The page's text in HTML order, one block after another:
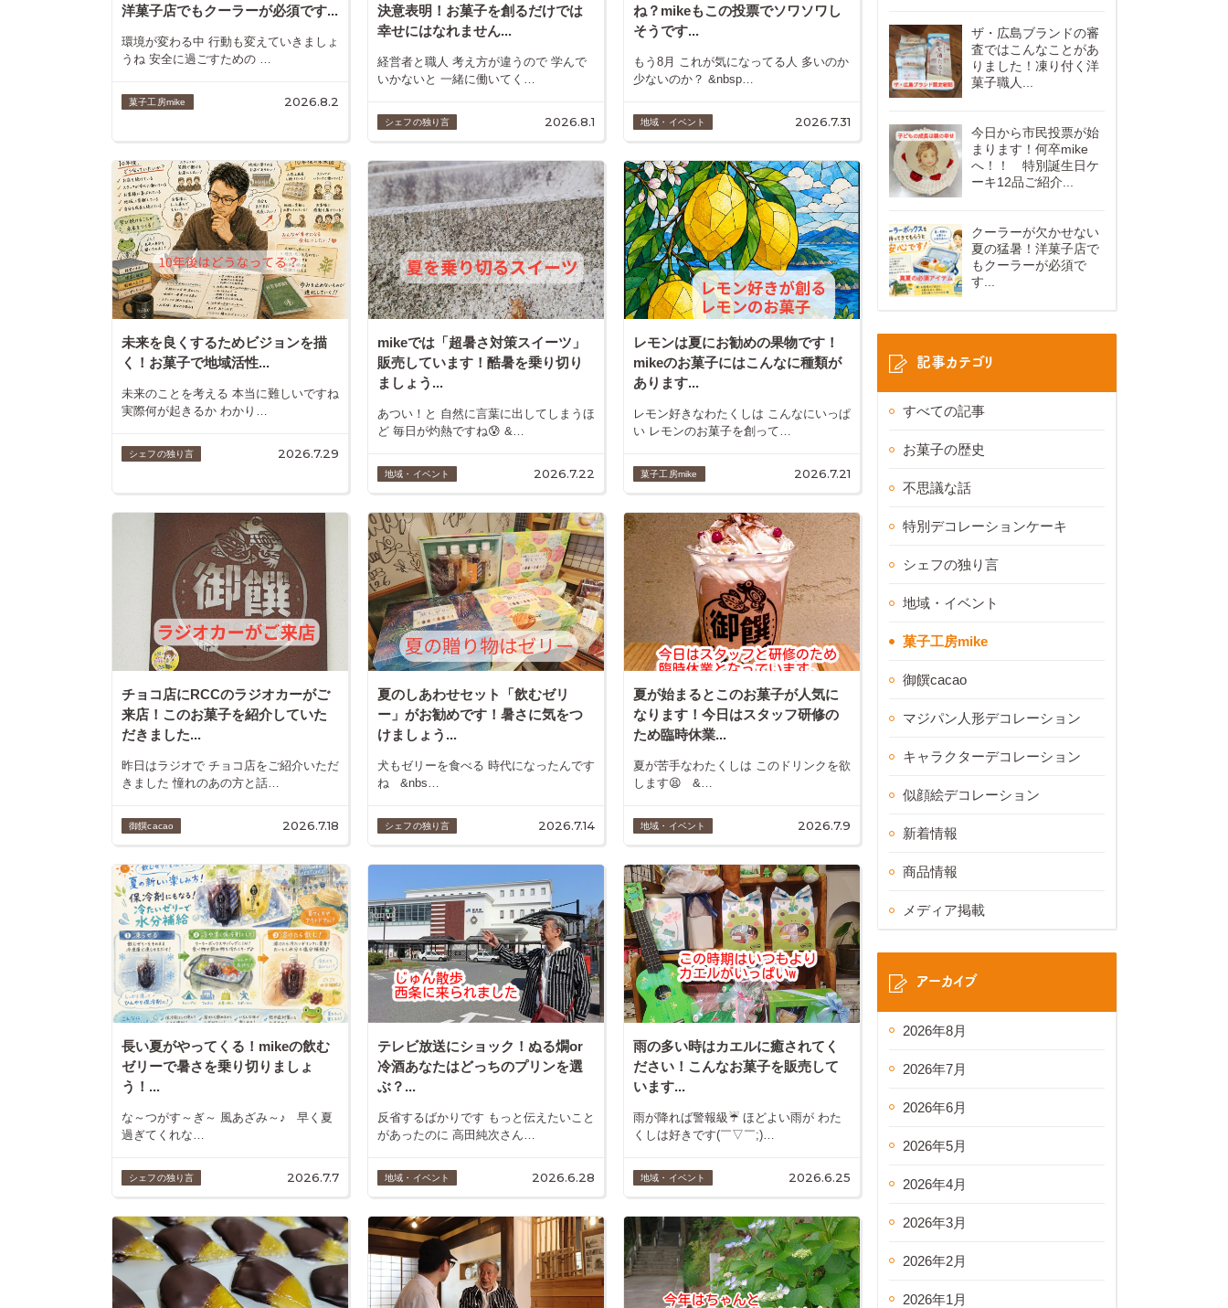
洋菓子店でもクーラーが必須です...
環境が変わる中 行動も変えていきましょ
うね 安全に過ごすための …
菓子工房mike 2026.8.2
決意表明！お菓子を創るだけでは
幸せにはなれません...
経営者と職人 考え方が違うので 学んで
いかないと 一緒に働いてく…
シェフの独り言 2026.8.1
ね？mikeもこの投票でソワソワし
そうです...
もう8月 これが気になってる人 多いのか
少ないのか？ &nbsp…
地域・イベント 2026.7.31
未来を良くするためビジョンを描
く！お菓子で地域活性...
未来のことを考える 本当に難しいですね
実際何が起きるか わかり…
シェフの独り言 2026.7.29
mikeでは「超暑さ対策スイーツ」
販売しています！酷暑を乗り切り
ましょう...
あつい！と 自然に言葉に出してしまうほ
ど 毎日が灼熱ですね😰 &…
地域・イベント 2026.7.22
レモンは夏にお勧めの果物です！
mikeのお菓子にはこんなに種類が
あります...
レモン好きなわたくしは こんなにいっぱ
い レモンのお菓子を創って…
菓子工房mike 2026.7.21
チョコ店にRCCのラジオカーがご
来店！このお菓子を紹介していた
だきました...
昨日はラジオで チョコ店をご紹介いただ
きました 憧れのあの方と話…
御饌cacao 2026.7.18
夏のしあわせセット「飲むゼリ
ー」がお勧めです！暑さに気をつ
けましょう...
犬もゼリーを食べる 時代になったんです
ね &nbs…
シェフの独り言 2026.7.14
夏が始まるとこのお菓子が人気に
なります！今日はスタッフ研修の
ため臨時休業...
夏が苦手なわたくしは このドリンクを欲
します😫 &…
地域・イベント 2026.7.9
長い夏がやってくる！mikeの飲む
ゼリーで暑さを乗り切りましょ
う！...
な～つがす～ぎ～ 風あざみ～♪ 早く夏
過ぎてくれな…
シェフの独り言 2026.7.7
テレビ放送にショック！ぬる燗or
冷酒あなたはどっちのプリンを選
ぶ？...
反省するばかりです もっと伝えたいこと
があったのに 高田純次さん…
地域・イベント 2026.6.28
雨の多い時はカエルに癒されてく
ださい！こんなお菓子を販売して
います...
雨が降れば警報級☔ ほどよい雨が わた
くしは好きです(￣▽￣;)…
地域・イベント 2026.6.25
ザ・広島ブランドの審
査ではこんなことがあ
りました！凍り付く洋
菓子職人...
今日から市民投票が始
まります！何卒mike
へ！！ 特別誕生日ケ
ーキ12品ご紹介...
クーラーが欠かせない
夏の猛暑！洋菓子店で
もクーラーが必須で
す...
記事カテゴリ
すべての記事
お菓子の歴史
不思議な話
特別デコレーションケーキ
シェフの独り言
地域・イベント
菓子工房mike
御饌cacao
マジパン人形デコレーション
キャラクターデコレーション
似顔絵デコレーション
新着情報
商品情報
メディア掲載
アーカイブ
2026年8月
2026年7月
2026年6月
2026年5月
2026年4月
2026年3月
2026年2月
2026年1月